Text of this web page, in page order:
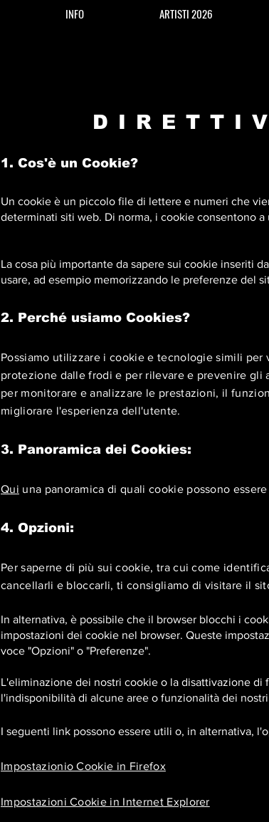
INFO ARTISTI 2026
1. Cos'è un Cookie?
Un cookie è un piccolo file di lettere e numeri che
determinati siti web. Di norma, i cookie consentono
La cosa più importante da sapere sui cookie inseriti
usare, ad esempio memorizzando le preferenze del
2. Perché usiamo Cookies?
Possiamo utilizzare i cookie e tecnologie simili per
protezione dalle frodi e per rilevare e prevenire
per monitorare e analizzare le prestazioni, il
migliorare l'esperienza dell'utente.
3. Panoramica dei Cookies:
Qui una panoramica di quali cookie possono
4. Opzioni:
Per saperne di più sui cookie, tra cui come
cancellarli e bloccarli, ti consigliamo di visitare il
In alternativa, è possibile che il browser blocchi i
impostazioni dei cookie nel browser. Queste
voce "Opzioni" o "Preferenze".
L'eliminazione dei nostri cookie o la disattivazione
l'indisponibilità di alcune aree o funzionalità dei
I seguenti link possono essere utili o, in alternativa,
Impostazionio Cookie in Firefox
Impostazioni Cookie in Internet Explorer